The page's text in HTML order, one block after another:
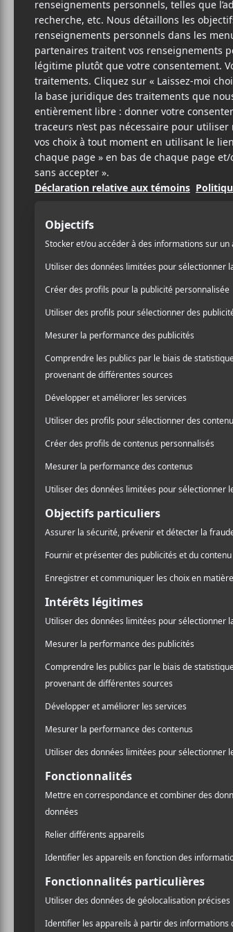
22 JANVIER 2019
PARARTICLE
SPONSORISÉ
/ FESTIVAL
/ JAZZ
PARTAGER
F
A
C
E
O
K
T
W
I
T
R
P
R
T
R
La
La
février
est à
Jean-
formations
contagieux
22 janvier
d’honorer
(et d’un
née l’idée
scolaires et
On vous
Groulx
7
(22 h
La paire